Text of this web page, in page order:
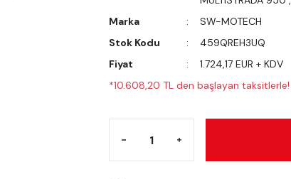
Marka
SW-MOTECH
Stok Kodu
459QREH3UQ
Fiyat
1.724,17 EUR + KDV
*10.608,20 TL den başlayan taksitlerle!